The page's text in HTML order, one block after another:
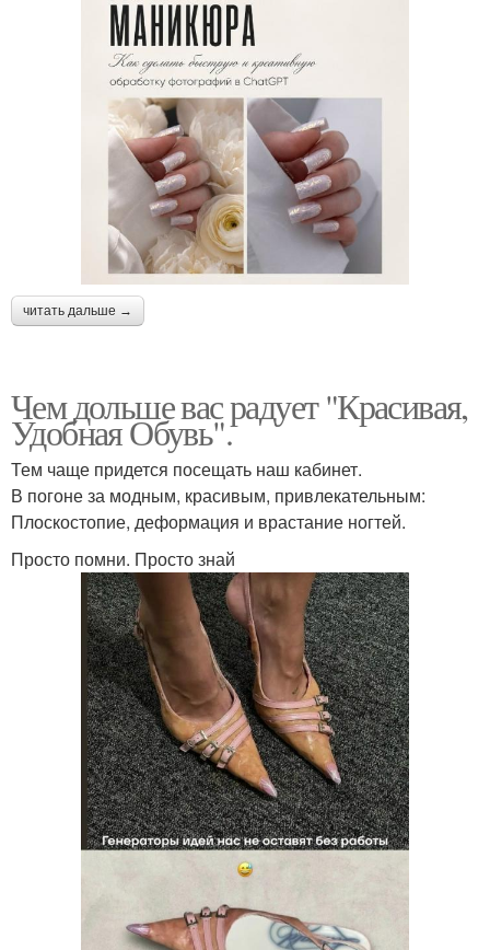
читать дальше →
Чем дольше вас радует "Красивая,
Удобная Обувь".
Тем чаще придется посещать наш кабинет.
В погоне за модным, красивым, привлекательным:
Плоскостопие, деформация и врастание ногтей.
Просто помни. Просто знай